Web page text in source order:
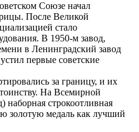
Союзе начал
После Великой
стало
В 1950-м завод,
в Ленинградский завод
первые советские
за границу, и их
На Всемирной
наборная строкоотливная
золотую медаль как лучший